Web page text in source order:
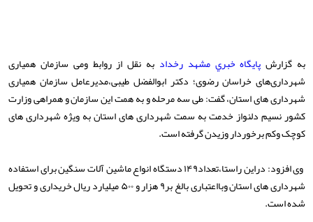
به گزارش پایگاه خبري مشهد رخداد به نقل از روابط ومی سازمان همیاری
شهرداری‌های خراسان رضوی؛ دکتر ابوالفضل طیبی،مدیرعامل سازمان همیاری
شهرداری های استان، گفت: طی سه مرحله و به همت این سازمان و همراهی وزارت
کشور نسیم دلنواز خدمت به سمت شهرداری های استان به ویژه شهرداری های
کوچک وکم برخوردار وزیدن گرفته است.
وی افزود: دراین راستا،تعداد۱۴۹ دستگاه انواع ماشین آلات سنگین برای استفاده
شهرداری های استان وبااعتباری بالغ بر۹ هزار و ۵۰۰ میلیارد ریال خریداری و تحویل
شده است.